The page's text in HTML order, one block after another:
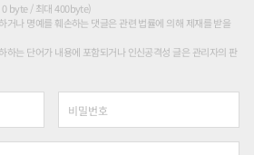
0 byte / 최대 400byte)
거나 명예를 훼손하는 댓글은 관련 법률에 의해 제재를 받을
하는 단어가 내용에 포함되거나 인신공격성 글은 관리자의 판